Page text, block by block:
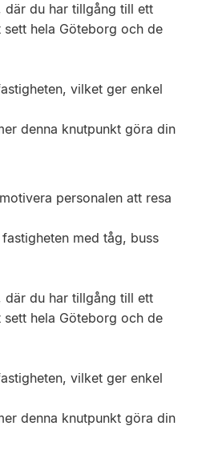
där du har tillgång till ett
hela Göteborg och de
vilket ger enkel
denna knutpunkt göra din
personalen att resa
med tåg, buss
där du har tillgång till ett
hela Göteborg och de
vilket ger enkel
denna knutpunkt göra din